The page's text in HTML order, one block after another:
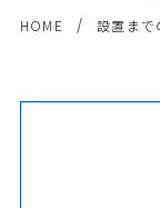
HOME 設置まで